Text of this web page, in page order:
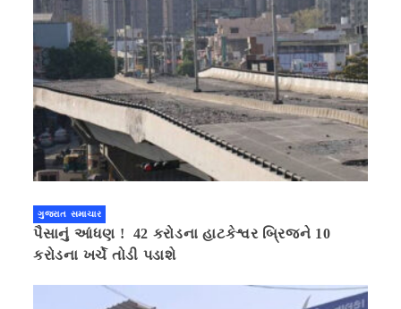
ગુજરાત સમાચાર
પૈસાનું આંધણ ! 42 કરોડના હાટકેશ્વર બ્રિજને 10
કરોડના ખર્ચે તોડી પડાશે